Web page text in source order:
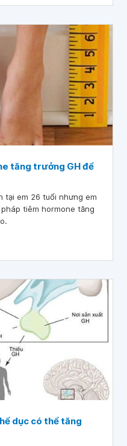
tăng trưởng GH để
tại em 26 tuổi nhưng em
tiêm hormone tăng
dục có thể tăng